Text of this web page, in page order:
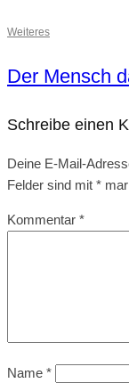
Weiteres
Der Mensch
Schreibe einen
Deine E-Mail-
Felder sind mit *
Kommentar *
Name *